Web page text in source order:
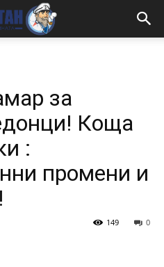
за
Коща
:
промени и
0
149